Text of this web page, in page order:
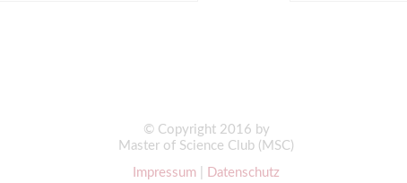
© Copyright 2016 by
Master of Science Club (MSC)
Impressum
Datenschutz